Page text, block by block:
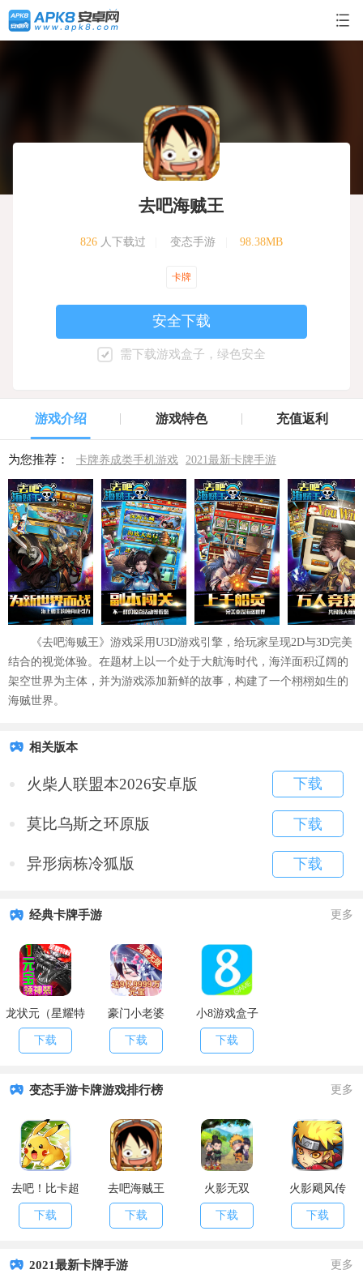
去吧海贼王
826人下载过 变态手游 98.38MB
卡牌
安全下载
需下载游戏盒子，绿色安全
游戏介绍 游戏特色 充值返利
为您推荐： 卡牌养成类手机游戏 2021最新卡牌手游
《去吧海贼王》游戏采用U3D游戏引擎，给玩家呈现2D与3D完美
结合的视觉体验。在题材上以一个处于大航海时代，海洋面积辽阔的
架空世界为主体，并为游戏添加新鲜的故事，构建了一个栩栩如生的
海贼世界。
相关版本
火柴人联盟本2026安卓版 下载
莫比乌斯之环原版 下载
异形病栋冷狐版 下载
经典卡牌手游 更多
龙状元（星耀特
权）
下载
豪门小老婆
（GM版）
下载
小8游戏盒子
下载
变态手游卡牌游戏排行榜 更多
去吧！比卡超
下载
去吧海贼王
下载
火影无双
下载
火影飓风传
下载
2021最新卡牌手游 更多